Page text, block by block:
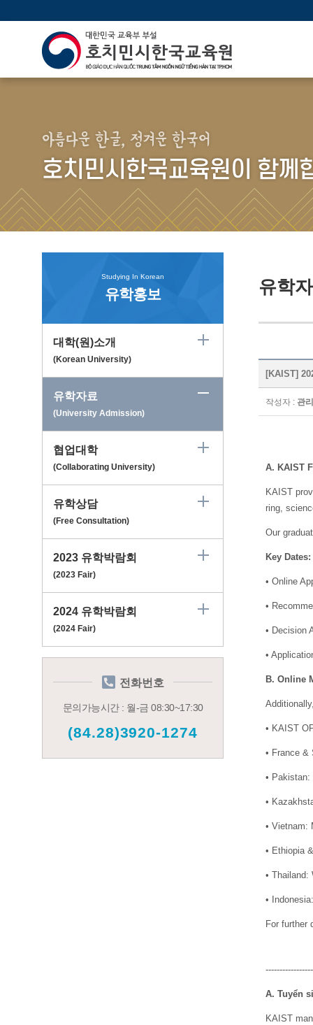
아름다운 한글, 정겨운 한국어
호치민시한국교육원이 함께
Studying In Korean
유학홍보
대학(원)소개
(Korean University)
유학자료
(University Admission)
협업대학
(Collaborating University)
유학상담
(Free Consultation)
2023 유학박람회
(2023 Fair)
2024 유학박람회
(2024 Fair)
전화번호
문의가능시간 : 월-금 08:30~17:30
(84.28)3920-1274
유학
[KAIST]
작성자 : 관
A. KAIST
KAIST
ring,
Our
Key Dates:
• Online
•
• Decision
•
B. Online
• KAIST
• France &
• Pakistan:
•
• Vietnam:
• Ethiopia
• Thailand:
•
For further
A. Tuyển
KAIST